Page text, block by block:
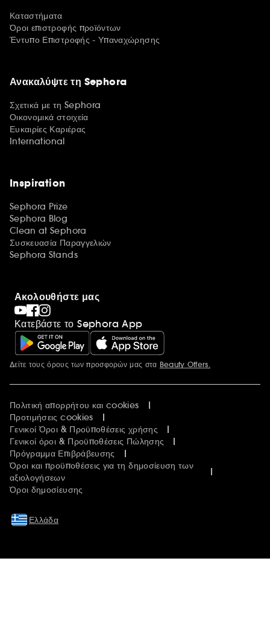
Καταστήματα
Όροι επιστροφής προϊόντων
Έντυπο Επιστροφής - Υπαναχώρησης
Ανακαλύψτε τη Sephora
Σχετικά με τη Sephora
Οικονομικά στοιχεία
Ευκαιρίες Καριέρας
International
Inspiration
Sephora Prize
Sephora Blog
Clean at Sephora
Συσκευασία Παραγγελιών
Sephora Stands
Ακολουθήστε μας
Κατεβάστε το Sephora App
Περισσότερες πληροφορίες
Δείτε τους όρους των προσφορών μας στα Beauty Offers.
Πολιτική απορρήτου και cookies
Προτιμήσεις cookies
Γενικοί Όροι & Προϋποθέσεις χρήσης
Γενικοί όροι & Προϋποθέσεις Πώλησης
Πρόγραμμα Επιβράβευσης
Όροι και προϋποθέσεις για τη δημοσίευση των
αξιολογήσεων
Όροι δημοσίευσης
Ελλάδα